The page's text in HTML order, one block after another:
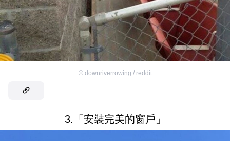
© downriverrowing / reddit
3.「安裝完美的窗戶」